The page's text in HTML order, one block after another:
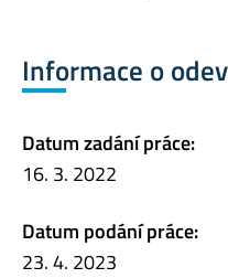
Informace o
Datum zadání práce:
16. 3. 2022
Datum podání práce:
23. 4. 2023